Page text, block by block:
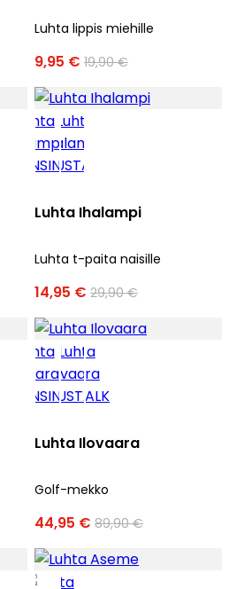
Luhta lippis miehille
9,95 € 19,90 €
Luhta Ihalampi
Luhta t-paita naisille
14,95 € 29,90 €
Luhta Ilovaara
Golf-mekko
44,95 € 89,90 €